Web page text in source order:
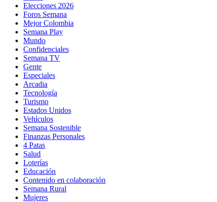
Elecciones 2026
Foros Semana
Mejor Colombia
Semana Play
Mundo
Confidenciales
Semana TV
Gente
Especiales
Arcadia
Tecnología
Turismo
Estados Unidos
Vehículos
Semana Sostenible
Finanzas Personales
4 Patas
Salud
Loterías
Educación
Contenido en colaboración
Semana Rural
Mujeres